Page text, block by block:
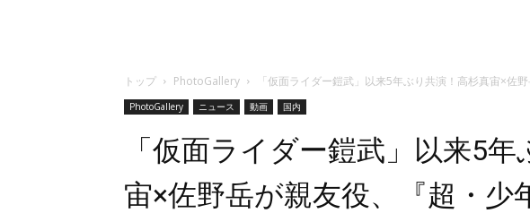
トップ PhotoGallery 「仮面ライダー鎧武」以来5年ぶり共演！高杉真宙×佐
PhotoGallery ニュース 動画 国内
「仮面ライダー鎧武」以来5
宙×佐野岳が親友役、『超・少